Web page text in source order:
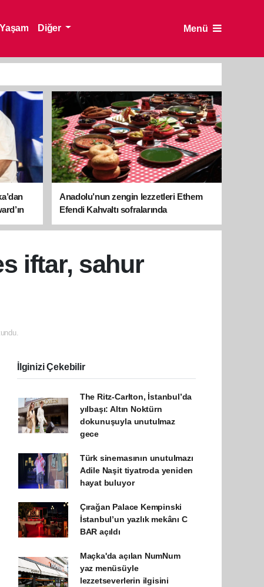
Yaşam Diğer Menü
Anadolu’nun zengin lezzetleri Ethem
Efendi Kahvaltı sofralarında
iftar, sahur
İlginizi Çekebilir
The Ritz-Carlton, İstanbul’da
yılbaşı: Altın Noktürn
dokunuşuyla unutulmaz
gece
Türk sinemasının unutulmazı
Adile Naşit tiyatroda yeniden
hayat buluyor
Çırağan Palace Kempinski
İstanbul’un yazlık mekânı C
BAR açıldı
Maçka'da açılan NumNum
yaz menüsüyle
lezzetseverlerin ilgisini